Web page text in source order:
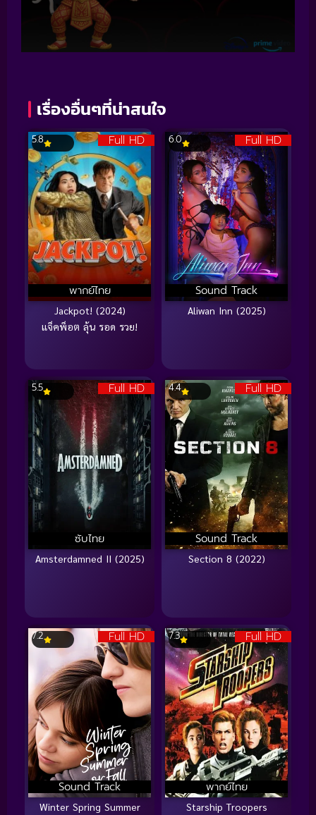
เรื่องอื่นๆที่น่าสนใจ
Full HD
พากย์ไทย
5.8
Jackpot! (2024)
แจ็คพ็อต ลุ้น รอด รวย!
Full HD
Sound Track
6.0
Aliwan Inn (2025)
Full HD
ซับไทย
5.5
Amsterdamned II (2025)
Full HD
Sound Track
4.4
Section 8 (2022)
Full HD
Sound Track
7.2
Winter Spring Summer
Full HD
พากย์ไทย
7.3
Starship Troopers